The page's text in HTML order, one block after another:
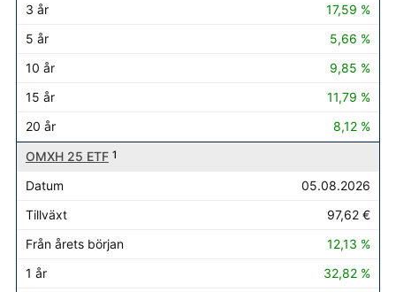
17,59 %
5,66 %
9,85 %
11,79 %
8,12 %
OMXH 25 ETF 1
05.08.2026
97,62 €
12,13 %
32,82 %